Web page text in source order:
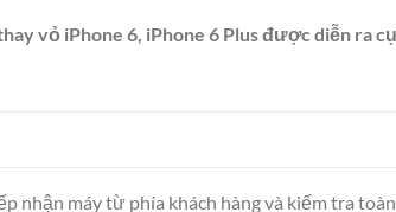
vỏ iPhone 6, iPhone 6 Plus được diễn ra
nhận máy từ phía khách hàng và kiếm tra